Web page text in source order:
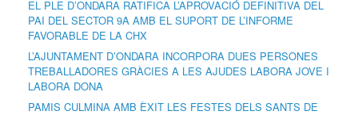
EL PLE D’ONDARA RATIFICA L’APROVACIÓ DEFINITIVA DEL
PAI DEL SECTOR 9A AMB EL SUPORT DE L’INFORME
FAVORABLE DE LA CHX
L’AJUNTAMENT D’ONDARA INCORPORA DUES PERSONES
TREBALLADORES GRÀCIES A LES AJUDES LABORA JOVE I
LABORA DONA
PAMIS CULMINA AMB ÈXIT LES FESTES DELS SANTS DE